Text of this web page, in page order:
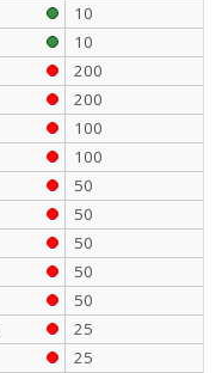
10
10
200
200
100
100
50
50
50
50
50
25
25